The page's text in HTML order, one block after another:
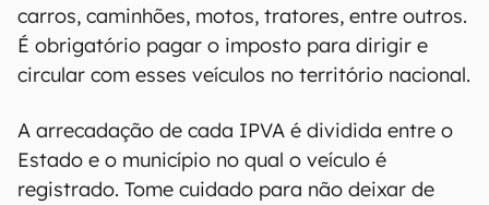
carros, caminhões, motos, tratores, entre outros.
É obrigatório pagar o imposto para dirigir e
circular com esses veículos no território nacional.
A arrecadação de cada IPVA é dividida entre o
Estado e o município no qual o veículo é
registrado. Tome cuidado para não deixar de